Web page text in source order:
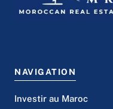
NAVIGATION
Investir au Maroc